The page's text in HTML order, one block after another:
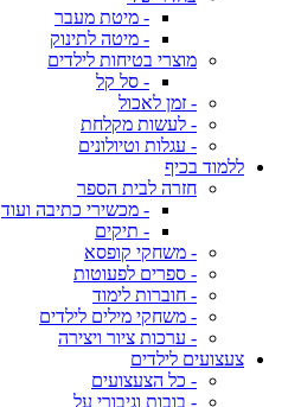
- מיטת מעבר
- מיטה לתינוק
מוצרי בטיחות לילדים
- סל קל
- זמן לאכול
- לעשות מקלחת
- עגלות וטיולונים
ללמוד בכיף
חזרה לבית הספר
- מכשירי כתיבה ועוד
- תיקים
- משחקי קופסא
- ספרים לפעוטות
- חוברות לימוד
- משחקי מילים לילדים
- ערכות ציור ויצירה
צעצועים לילדים
- כל הצעצועים
- בובות וגיבורי על